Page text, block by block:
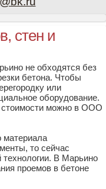
стен и
не обходятся без
бетона. Чтобы
или
оборудование.
стоимости можно в ООО
материала
то сейчас
технологии. В Марьино
проемов в бетоне